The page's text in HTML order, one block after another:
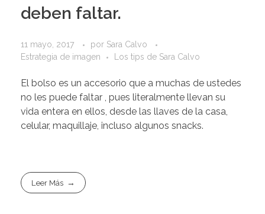
deben faltar.
11 mayo, 2017 por Sara Calvo
Estrategia de imagen
Los tips de Sara Calvo
El bolso es un accesorio que a muchas de ustedes
no les puede faltar , pues literalmente llevan su
vida entera en ellos, desde las llaves de la casa,
celular, maquillaje, incluso algunos snacks.
Leer Más